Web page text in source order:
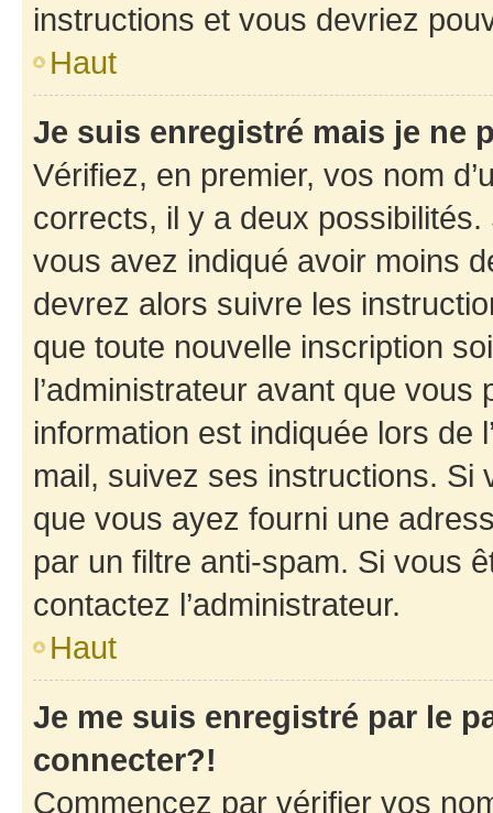
instructions et vous devriez
Haut
Je suis enregistré mais je ne
Vérifiez, en premier, vos nom
corrects, il y a deux
vous avez indiqué avoir moins
devrez alors suivre les
que toute nouvelle inscription
l’administrateur avant que
information est indiquée lors de
mail, suivez ses instructions. Si
que vous ayez fourni une
par un filtre anti-spam. Si vous
contactez l’administrateur.
Haut
Je me suis enregistré par le
connecter?!
Commencez par vérifier vos